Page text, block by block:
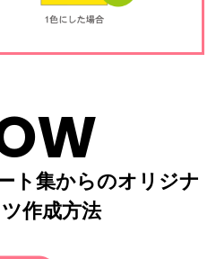
ト集からのオリジナ
作成方法